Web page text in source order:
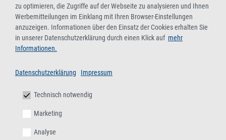
zu optimieren, die Zugriffe auf der Webseite zu analysieren und Ihnen
Werbemitteilungen im Einklang mit Ihren Browser-Einstellungen
anzuzeigen. Informationen über den Einsatz der Cookies erhalten Sie
in unserer Datenschutzerklärung durch einen Klick auf mehr
Informationen.
Datenschutzerklärung Impressum
Technisch notwendig
Marketing
Analyse